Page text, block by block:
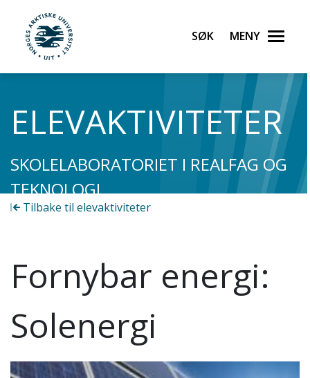
UiT Norges arktiske universitet
Søk Meny
ELEVAKTIVITETER
SKOLELABORATORIET I REALFAG OG
TEKNOLOGI
Tilbake til elevaktiviteter
Fornybar energi:
Solenergi